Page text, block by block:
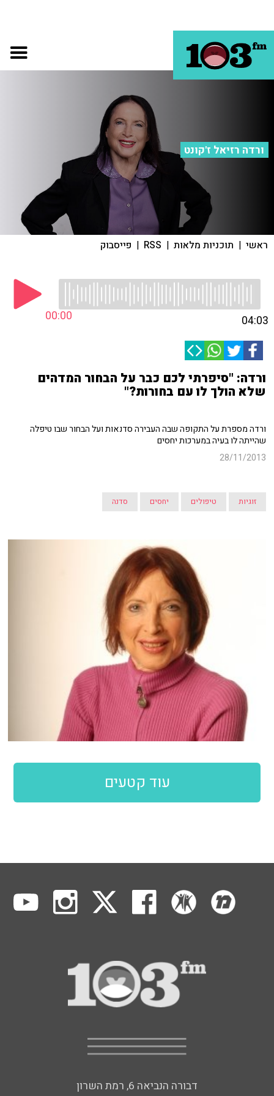
ורדה רזיאל ז'קונט
ראשי | תוכניות מלאות |
RSS
| פייסבוק
00:00 04:03
ורדה: "סיפרתי לכם כבר על הבחור המדהים
שלא הולך לו עם בחורות?"
ורדה מספרת על התקופה שבה העבירה סדנאות ועל הבחור שבו טיפלה
שהייתה לו בעיה במערכות יחסים
28/11/2013
זוגיות טיפולים יחסים סדנה
עוד קטעים
דבורה הנביאה 6, רמת השרון